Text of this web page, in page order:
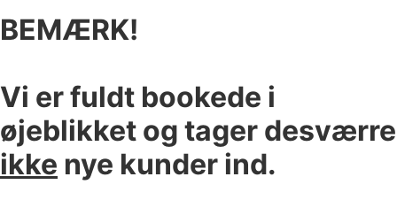
BEMÆRK!
Vi er fuldt bookede i
øjeblikket og tager desværre
ikke nye kunder ind.